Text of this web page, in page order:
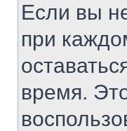
Если вы
при
время.